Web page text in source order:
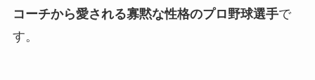
コーチから愛される寡黙な性格のプロ野球選手で
す。